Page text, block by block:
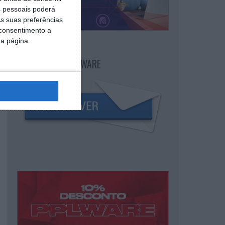
poderá
suas preferências
a
página.
NEWSLETTER PPLWARE